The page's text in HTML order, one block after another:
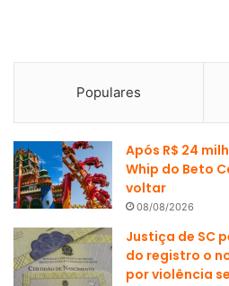
Populares
Após R$ 24
Whip do Beto
voltar
08/08/2026
Justiça de SC
do registro o
por violência